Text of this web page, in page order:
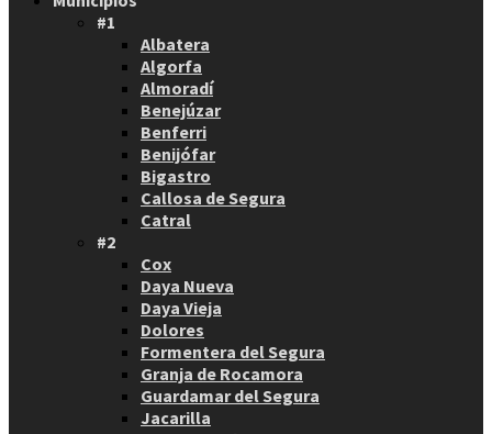
#1
Albatera
Algorfa
Almoradí
Benejúzar
Benferri
Benijófar
Bigastro
Callosa de Segura
Catral
#2
Cox
Daya Nueva
Daya Vieja
Dolores
Formentera del Segura
Granja de Rocamora
Guardamar del Segura
Jacarilla